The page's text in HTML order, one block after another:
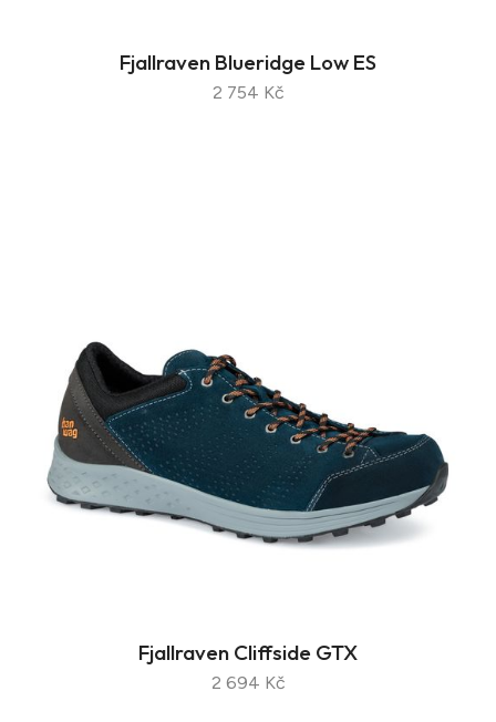
Fjallraven Blueridge Low ES
2 754 Kč
Fjallraven Cliffside GTX
2 694 Kč